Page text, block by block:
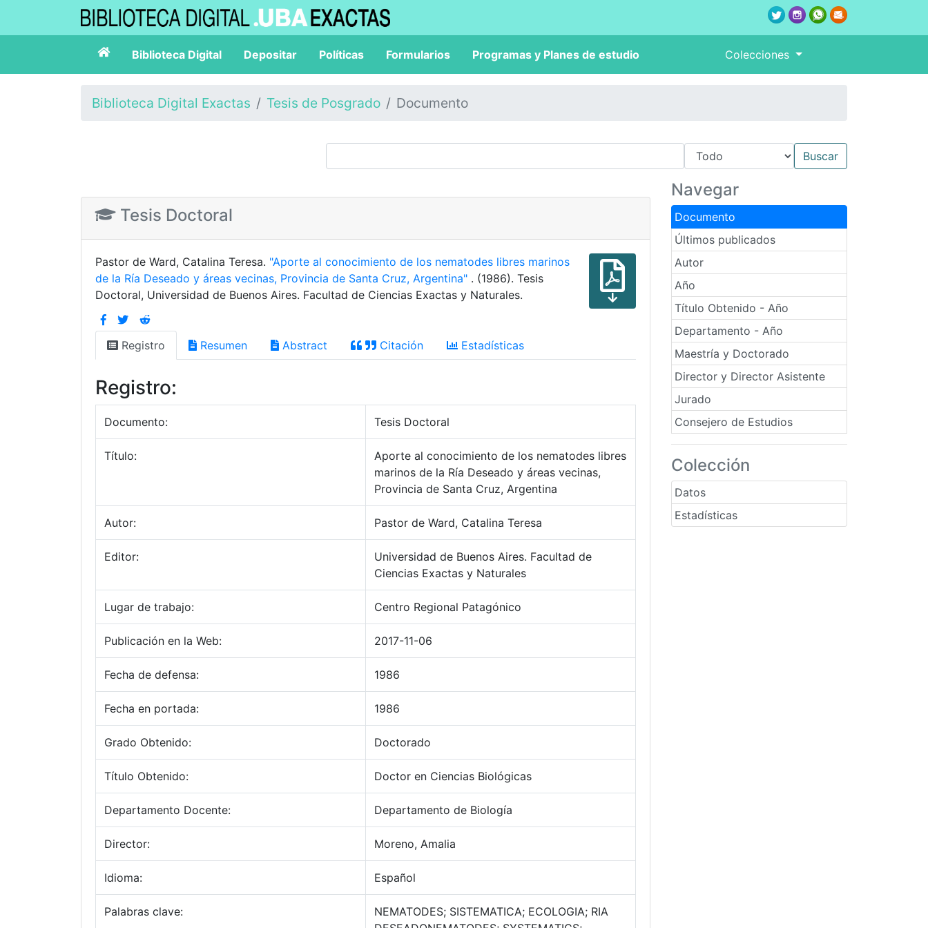
Biblioteca Digital Depositar Políticas Formularios Programas y Planes de estudio Colecciones
Biblioteca Digital Exactas Tesis de Posgrado Documento
Navegar
Documento
Últimos publicados
Autor
Año
Título Obtenido - Año
Departamento - Año
Maestría y Doctorado
Director y Director Asistente
Jurado
Consejero de Estudios
Colección
Datos
Estadísticas
Tesis Doctoral
Pastor de Ward, Catalina Teresa. "Aporte al conocimiento de los nematodes libres marinos
de la Ría Deseado y áreas vecinas, Provincia de Santa Cruz, Argentina" . (1986). Tesis
Doctoral, Universidad de Buenos Aires. Facultad de Ciencias Exactas y Naturales.
Registro Resumen Abstract Citación Estadísticas
Registro:
Documento: Tesis Doctoral
Título:
Aporte al conocimiento de los nematodes libres
marinos de la Ría Deseado y áreas vecinas,
Provincia de Santa Cruz, Argentina
Autor: Pastor de Ward, Catalina Teresa
Editor:
Universidad de Buenos Aires. Facultad de
Ciencias Exactas y Naturales
Lugar de trabajo: Centro Regional Patagónico
Publicación en la Web: 2017-11-06
Fecha de defensa: 1986
Fecha en portada: 1986
Grado Obtenido: Doctorado
Título Obtenido: Doctor en Ciencias Biológicas
Departamento Docente: Departamento de Biología
Director: Moreno, Amalia
Idioma: Español
Palabras clave:
NEMATODES; SISTEMATICA; ECOLOGIA; RIA